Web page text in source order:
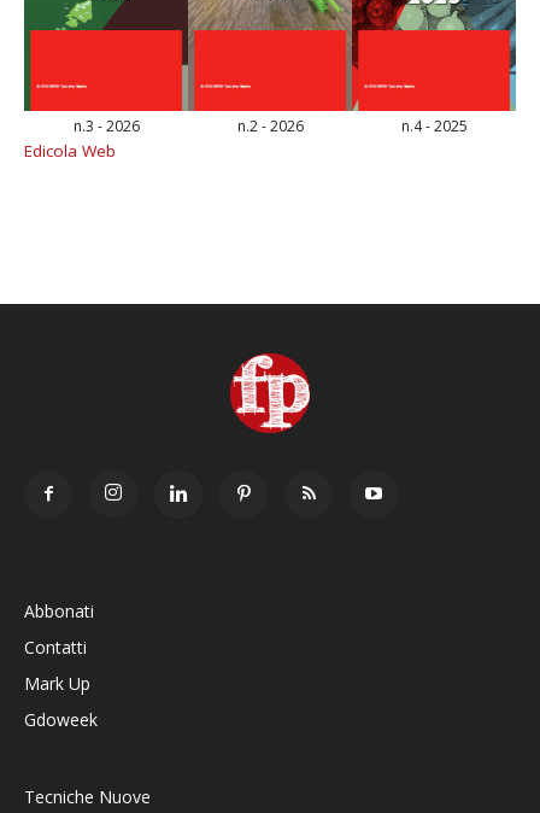
n.3 - 2026 n.2 - 2026 n.4 - 2025
Edicola Web
Abbonati
Contatti
Mark Up
Gdoweek
Tecniche Nuove